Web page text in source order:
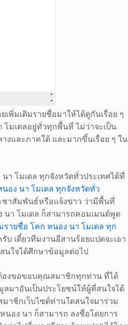
พิ่มเติมรายชื่อมาให้ได้ดูกันเรื่อย ๆ
โมเดลอยู่ทั่วทุกพื้นที่ ไม่ว่าจะเป็น
งและภาคใต้ และมากขึ้นเรื่อย ๆ ใน
า โมเดล ทุกจังหวัดทั่วประเทศได้ที่
อง นา โมเดล ทุกจังหวัดทั่ว
ชาสัมพันธ์หรือแจ้งข่าว ว่ามีพื้นที่
นา โมเดล ก็สามารถคอมเมนต์พูด
รายชื่อ โคก หนอง นา โมเดล ทุก
รับ เดี๋ยวทีมงานอีสานร้อยแปดจะเอา
นใจได้ศึกษาข้อมูลต่อไป
องขอขอบคุณสมาชิกทุกท่าน ที่ได้
มาอันเป็นประโยชน์ให้ผู้ที่สนใจได้
าชิกเว็บไซต์ท่านใดสนใจมาร่วม
นอง นา ก็สามารถ ลงชื่อโดยการ